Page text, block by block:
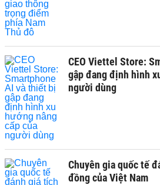
CEO Viettel Store:
gập đang định hình
người dùng
Chuyên gia quốc tế
đồng của Việt Nam